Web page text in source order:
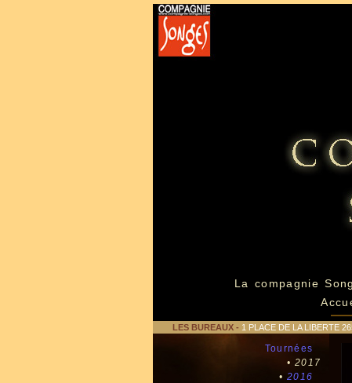
La compagnie
LES BUREAUX- 1 PLACE DE LA LIBERTE
Tournées
•2017
•2016